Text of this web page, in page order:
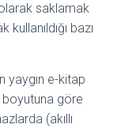
saklamak
bazı
yaygın e-kitap
boyutuna göre
(akıllı